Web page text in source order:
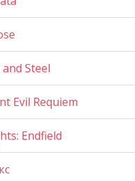
Steel
Evil Requiem
Endfield